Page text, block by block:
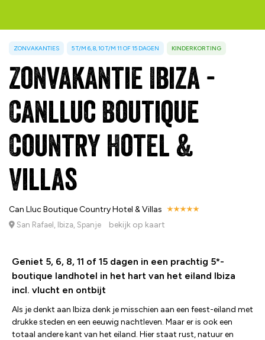
ZONVAKANTIES 5 T/M 6, 8, 10 T/M 11 OF 15 DAGEN KINDERKORTING
Zonvakantie Ibiza -
Canlluc Boutique
Country Hotel &
Villas
Can Lluc Boutique Country Hotel & Villas
San Rafael, Ibiza, Spanje bekijk op kaart
Geniet 5, 6, 8, 11 of 15 dagen in een prachtig 5*-
boutique landhotel in het hart van het eiland Ibiza
incl. vlucht en ontbijt
Als je denkt aan Ibiza denk je misschien aan een feest-eiland met
drukke steden en een eeuwig nachtleven. Maar er is ook een
totaal andere kant van het eiland. Hier staat rust, natuur en